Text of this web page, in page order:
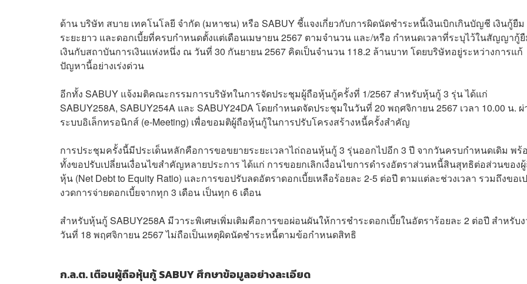
ด้าน บริษัท สบาย เทคโนโลยี จำกัด (มหาชน) หรือ SABUY ชี้แจงเกี่ยวกับการผิดนัดชำระหนี้เงินเบิกเกินบัญชี เงินกู้ยืม
ระยะยาว และดอกเบี้ยที่ครบกำหนดตั้งแต่เดือนเมษายน 2567 ตามจำนวน และ/หรือ กำหนดเวลาที่ระบุไว้ในสัญญากู้
เงินกับสถาบันการเงินแห่งหนึ่ง ณ วันที่ 30 กันยายน 2567 คิดเป็นจำนวน 118.2 ล้านบาท โดยบริษัทอยู่ระหว่างการแก้
ปัญหานี้อย่างเร่งด่วน
อีกทั้ง SABUY แจ้งมติคณะกรรมการบริษัทในการจัดประชุมผู้ถือหุ้นกู้ครั้งที่ 1/2567 สำหรับหุ้นกู้ 3 รุ่น ได้แก่
SABUY258A, SABUY254A และ SABUY24DA โดยกำหนดจัดประชุมในวันที่ 20 พฤศจิกายน 2567 เวลา 10.00 น.
ระบบอิเล็กทรอนิกส์ (e-Meeting) เพื่อขอมติผู้ถือหุ้นกู้ในการปรับโครงสร้างหนี้ครั้งสำคัญ
การประชุมครั้งนี้มีประเด็นหลักคือการขอขยายระยะเวลาไถ่ถอนหุ้นกู้ 3 รุ่นออกไปอีก 3 ปี จากวันครบกำหนดเดิม พร้
ทั้งขอปรับเปลี่ยนเงื่อนไขสำคัญหลายประการ ได้แก่ การขอยกเลิกเงื่อนไขการดำรงอัตราส่วนหนี้สินสุทธิต่อส่วนของ
หุ้น (Net Debt to Equity Ratio) และการขอปรับลดอัตราดอกเบี้ยเหลือร้อยละ 2-5 ต่อปี ตามแต่ละช่วงเวลา รวมถึงขอเ
งวดการจ่ายดอกเบี้ยจากทุก 3 เดือน เป็นทุก 6 เดือน
สำหรับหุ้นกู้ SABUY258A มีวาระพิเศษเพิ่มเติมคือการขอผ่อนผันให้การชำระดอกเบี้ยในอัตราร้อยละ 2 ต่อปี สำหรับ
วันที่ 18 พฤศจิกายน 2567 ไม่ถือเป็นเหตุผิดนัดชำระหนี้ตามข้อกำหนดสิทธิ
ก.ล.ต. เตือนผู้ถือหุ้นกู้ SABUY ศึกษาข้อมูลอย่างละเอียด